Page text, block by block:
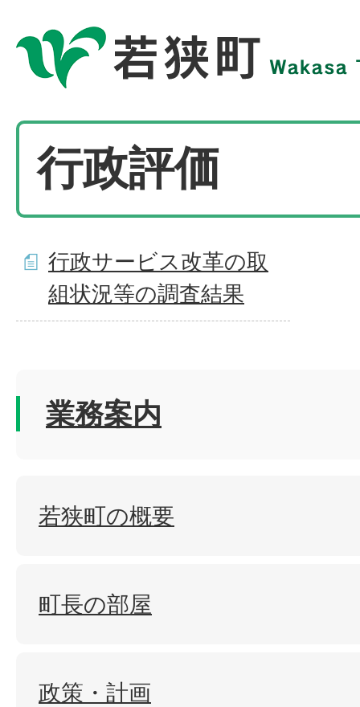
行政評価
行政サービス改革の取
組状況等の調査結果
業務案内
若狭町の概要
町長の部屋
政策・計画